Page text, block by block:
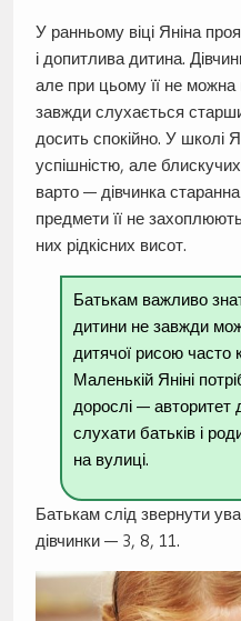
У ранньому віці Яніна
і допитлива дитина.
але при цьому її не
завжди слухається
досить спокійно. У школі
успішністю, але блискучих
варто — дівчинка
предмети її не
них рідкісних висот.
Батькам важливо
дитини не завжди
дитячої рисою часто
Маленькій Яніні
дорослі — авторитет
слухати батьків і
на вулиці.
Батькам слід звернути
дівчинки — 3, 8, 11.